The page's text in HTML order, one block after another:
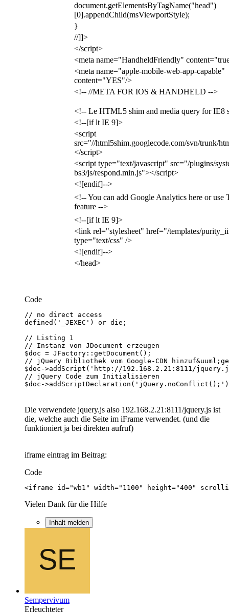
document.getElementsByTagName("head")
[0].appendChild(msViewportStyle);
}
//]]>
</script>
<meta name="HandheldFriendly"
<meta name="apple-mobile-web-app-capable"
content="YES"/>
<!-- //META FOR IOS & HANDHELD -->
<!-- Le HTML5 shim and media query for IE8
<!--[if lt IE 9]>
<script
src="//html5shim.googlecode.com/svn/trunk/
</script>
<script type="text/javascript" src="/plugins/
bs3/js/respond.min.js"></script>
<![endif]-->
<!-- You can add Google Analytics here or use
feature -->
<!--[if lt IE 9]>
<link rel="stylesheet" href="/templates/
type="text/css" />
<![endif]-->
</head>
Code
$doc-
Die verwendete jquery.js also 192.168.2.21:8111/jquery.js ist
die, welche auch die Seite im iFrame verwendet. (und die
funktioniert ja bei direkten aufruf)
iframe eintrag im Beitrag:
Code
<iframe id="wb1" width="1100" height="400"
Vielen Dank für die Hilfe
Inhalt melden
Sempervivum
Erleuchteter